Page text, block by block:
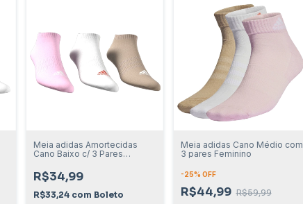
Meia adidas Amortecidas
Cano Baixo c/ 3 Pares
R$34,99
R$33,24 com Boleto
Meia adidas Cano Médio com
3 pares Feminino
-25% OFF
R$44,99 R$59,99